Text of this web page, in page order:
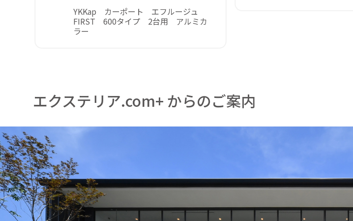
YKKap カーポート エフルージュ
FIRST 600タイプ 2台用 アルミカ
ラー
エクステリア.com+ からのご案内